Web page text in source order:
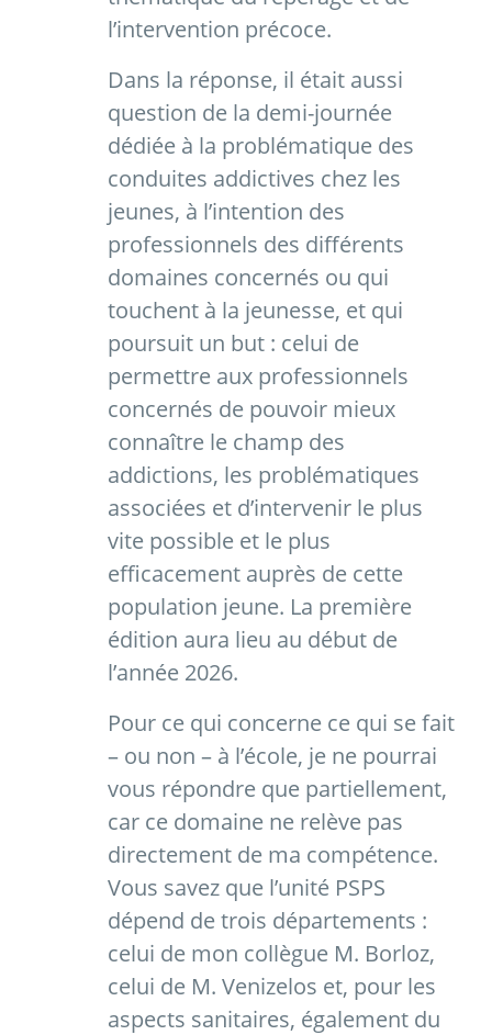
l’intervention précoce.
Dans la réponse, il était aussi
question de la demi-journée
dédiée à la problématique des
conduites addictives chez les
jeunes, à l’intention des
professionnels des différents
domaines concernés ou qui
touchent à la jeunesse, et qui
poursuit un but : celui de
permettre aux professionnels
concernés de pouvoir mieux
connaître le champ des
addictions, les problématiques
associées et d’intervenir le plus
vite possible et le plus
efficacement auprès de cette
population jeune. La première
édition aura lieu au début de
l’année 2026.
Pour ce qui concerne ce qui se fait
– ou non – à l’école, je ne pourrai
vous répondre que partiellement,
car ce domaine ne relève pas
directement de ma compétence.
Vous savez que l’unité PSPS
dépend de trois départements :
celui de mon collègue M. Borloz,
celui de M. Venizelos et, pour les
aspects sanitaires, également du